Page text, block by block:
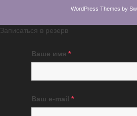
WordPress Themes by
Записаться в резерв
Ваше имя *
Ваш e-mail *